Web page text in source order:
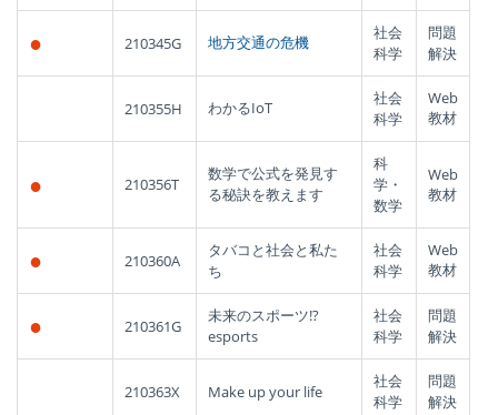
● 210345G 地方交通の危機
社会
科学
問題
解決
210355H わかるIoT
社会
科学
Web
教材
● 210356T
数学で公式を発見す
る秘訣を教えます
科
学・
数学
Web
教材
● 210360A
タバコと社会と私た
ち
社会
科学
Web
教材
● 210361G
未来のスポーツ!?
esports
社会
科学
問題
解決
210363X Make up your life
社会
科学
問題
解決